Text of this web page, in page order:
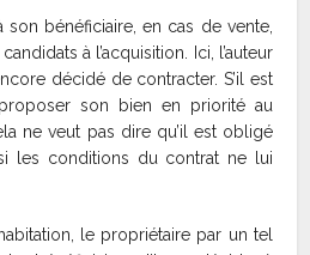
son bénéficiaire, en cas de vente,
à l’acquisition. Ici, l’auteur
décidé de contracter. S’il est
son bien en priorité au
ne veut pas dire qu’il est obligé
les conditions du contrat ne lui
le propriétaire par un tel